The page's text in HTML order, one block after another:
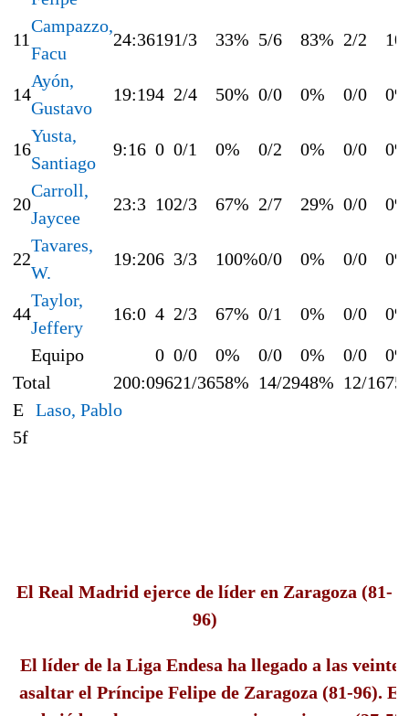
11
Campazzo,
Facu
24:36191/3 33% 5/6 83% 2/2
14
Ayón,
Gustavo
19:194 2/4 50% 0/0 0% 0/0 0%
16
Yusta,
Santiago
9:16 0 0/1 0% 0/2 0% 0/0 0%
20
Carroll,
Jaycee
23:3 102/3 67% 2/7 29% 0/0 0%
22
Tavares,
W.
19:206 3/3 100%0/0 0% 0/0 0%
44
Taylor,
Jeffery
16:0 4 2/3 67% 0/1 0% 0/0 0%
Equipo 0 0/0 0% 0/0 0% 0/0
0%
Total
200:09621/3658% 14/2948% 12/16
E Laso, Pablo
5f
El Real Madrid ejerce de líder en Zaragoza (81-
96)
El líder de la Liga Endesa ha llegado a las
asaltar el Príncipe Felipe de Zaragoza (81-96).